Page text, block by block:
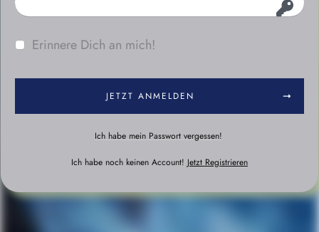
Erinnere Dich an mich!
JETZT ANMELDEN
Ich habe mein Passwort vergessen!
Ich habe noch keinen Account! Jetzt Registrieren